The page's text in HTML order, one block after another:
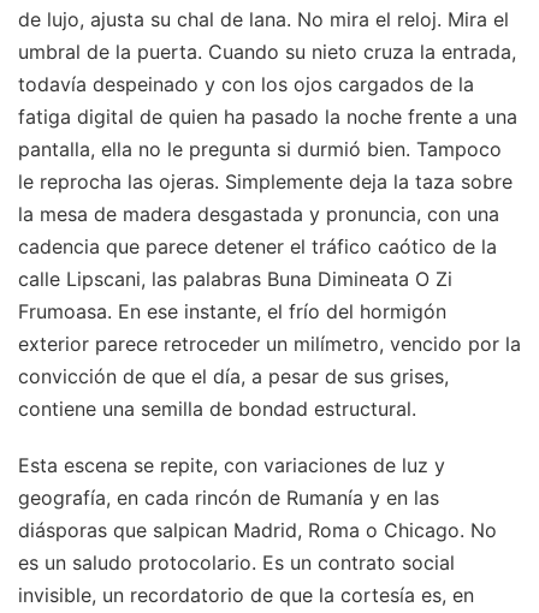
de lujo, ajusta su chal de lana. No mira el reloj. Mira el
umbral de la puerta. Cuando su nieto cruza la entrada,
todavía despeinado y con los ojos cargados de la
fatiga digital de quien ha pasado la noche frente a una
pantalla, ella no le pregunta si durmió bien. Tampoco
le reprocha las ojeras. Simplemente deja la taza sobre
la mesa de madera desgastada y pronuncia, con una
cadencia que parece detener el tráfico caótico de la
calle Lipscani, las palabras Buna Dimineata O Zi
Frumoasa. En ese instante, el frío del hormigón
exterior parece retroceder un milímetro, vencido por la
convicción de que el día, a pesar de sus grises,
contiene una semilla de bondad estructural.
Esta escena se repite, con variaciones de luz y
geografía, en cada rincón de Rumanía y en las
diásporas que salpican Madrid, Roma o Chicago. No
es un saludo protocolario. Es un contrato social
invisible, un recordatorio de que la cortesía es, en